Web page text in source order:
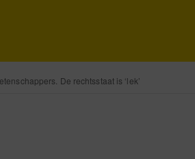
De rechtsstaat is ‘lek’